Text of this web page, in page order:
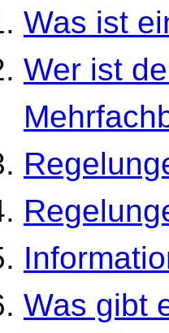
Was ist
Wer ist
Was gibt